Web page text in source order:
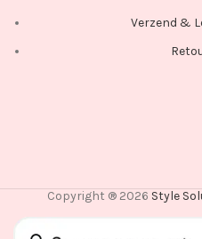
Verzend &
Copyright ® 2026 Style